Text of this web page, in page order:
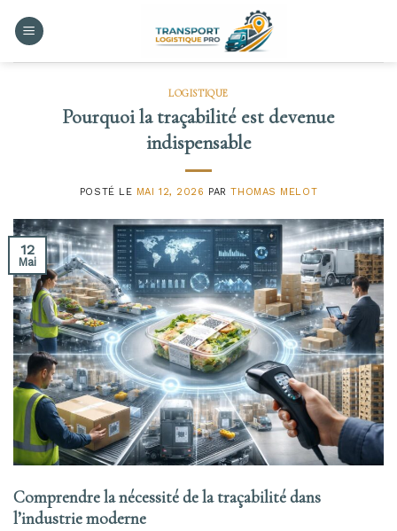
LOGISTIQUE
Pourquoi la traçabilité est devenue
indispensable
POSTÉ LE MAI 12, 2026 PARTHOMAS MELOT
12
Mai
Comprendre la nécessité de la traçabilité dans
l’industrie moderne